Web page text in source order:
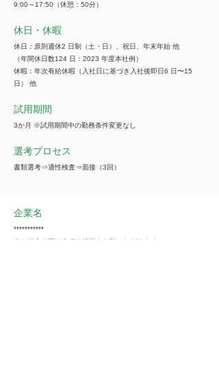
9:00～17:50（休憩：50分）
休日・休暇
休日：原則週休2 日制（土・日）、祝日、年末年始 他
（年間休日数124 日：2023 年度本社例）
休暇：年次有給休暇（入社日に基づき入社後即日6 日〜15
日） 他
試用期間
3か月 ※試用期間中の勤務条件変更なし
選考プロセス
書類選考⇒適性検査⇒面接（3回）
企業名
***********
※ご紹介の際は全ての情報をご覧いただけます